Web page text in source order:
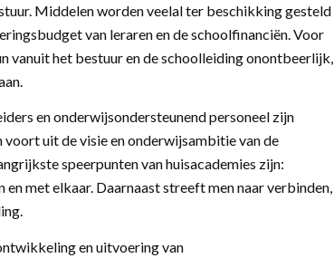
Middelen worden veelal ter beschikking gesteld
van leraren en de schoolfinanciën. Voor
vanuit het bestuur en de schoolleiding onontbeerlijk,
en onderwijsondersteunend personeel zijn
uit de visie en onderwijsambitie van de
speerpunten van huisacademies zijn:
met elkaar. Daarnaast streeft men naar verbinden,
en uitvoering van